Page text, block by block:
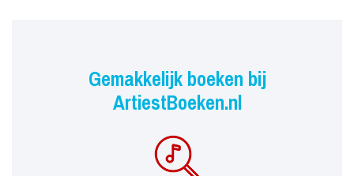
Gemakkelijk boeken bij
ArtiestBoeken.nl